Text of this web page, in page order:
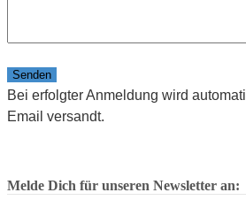
Bitte lasse dieses Feld leer.
Bei erfolgter Anmeldung wird
Email versandt.
Melde Dich für unseren Newsletter an: